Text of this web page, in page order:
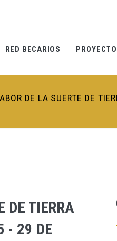
RED BECARIOS
DE LA SUERTE DE
DE TIERRA
- 29 DE